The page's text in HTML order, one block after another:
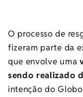
O processo de
fizeram parte da
que envolve uma
sendo realizado
intenção do